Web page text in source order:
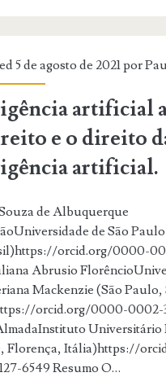
5 de agosto de 2021 por
artificial
e o direito
artificial.
de Albuquerque
de São
orcid.org/0000-
Abrusio
Mackenzie (São Paulo,
orcid.org/0000-0002-
Universitário
Florença, Itália)https://
6549 Resumo O…